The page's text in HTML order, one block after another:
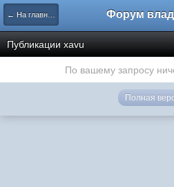
← На главную
Публикации xavu
По вашему запросу
Полная